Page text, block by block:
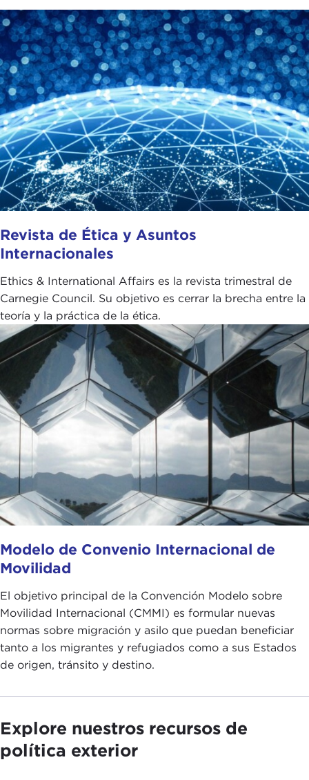
Revista de Ética y Asuntos
Internacionales
Ethics & International Affairs es la revista trimestral de
Carnegie Council. Su objetivo es cerrar la brecha entre la
teoría y la práctica de la ética.
Modelo de Convenio Internacional de
Movilidad
El objetivo principal de la Convención Modelo sobre
Movilidad Internacional (CMMI) es formular nuevas
normas sobre migración y asilo que puedan beneficiar
tanto a los migrantes y refugiados como a sus Estados
de origen, tránsito y destino.
Explore nuestros recursos de
política exterior